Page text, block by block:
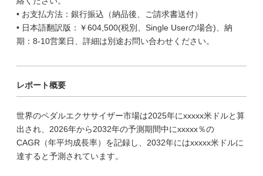
• お支払方法：銀行振込（納品後、ご請求書送付）
• 日本語翻訳版：￥604,500(税別、Single Userの場合)、納
期：8-10営業日、詳細は別途お問い合わせください。
レポート概要
世界のペダルエクササイザー市場は2025年にxxxxx米ドルと算
出され、2026年から2032年の予測期間中にxxxxx％の
CAGR（年平均成長率）を記録し、2032年にはxxxxx米ドルに
達すると予測されています。